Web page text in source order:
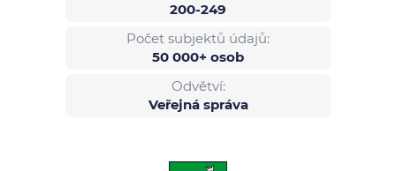
200-249
Počet subjektů údajů:
50 000+ osob
Odvětví:
Veřejná správa